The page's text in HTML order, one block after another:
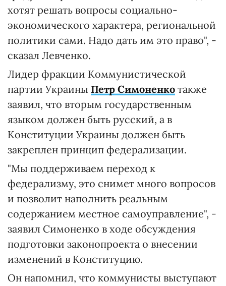
хотят решать вопросы социально-
экономического характера, региональной
политики сами. Надо дать им это право", -
сказал Левченко.
Лидер фракции Коммунистической
партии Украины Петр Симоненко также
заявил, что вторым государственным
языком должен быть русский, а в
Конституции Украины должен быть
закреплен принцип федерализации.
"Мы поддерживаем переход к
федерализму, это снимет много вопросов
и позволит наполнить реальным
содержанием местное самоуправление", -
заявил Симоненко в ходе обсуждения
подготовки законопроекта о внесении
изменений в Конституцию.
Он напомнил, что коммунисты выступают